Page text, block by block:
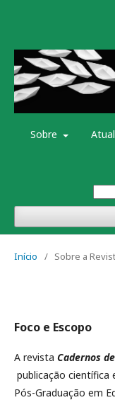
Sobre Atual
Início / Sobre a
Foco e Escopo
A revista Cadernos
publicação científica
Pós-Graduação em